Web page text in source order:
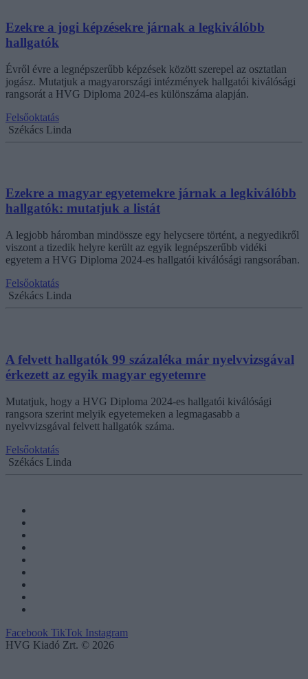
Ezekre a jogi képzésekre járnak a legkiválóbb
hallgatók
Évről évre a legnépszerűbb képzések között szerepel az osztatlan
jogász. Mutatjuk a magyarországi intézmények hallgatói kiválósági
rangsorát a HVG Diploma 2024-es különszáma alapján.
Felsőoktatás
Székács Linda
Ezekre a magyar egyetemekre járnak a legkiválóbb
hallgatók: mutatjuk a listát
A legjobb háromban mindössze egy helycsere történt, a negyedikről
viszont a tizedik helyre került az egyik legnépszerűbb vidéki
egyetem a HVG Diploma 2024-es hallgatói kiválósági rangsorában.
Felsőoktatás
Székács Linda
A felvett hallgatók 99 százaléka már nyelvvizsgával
érkezett az egyik magyar egyetemre
Mutatjuk, hogy a HVG Diploma 2024-es hallgatói kiválósági
rangsora szerint melyik egyetemeken a legmagasabb a
nyelvvizsgával felvett hallgatók száma.
Felsőoktatás
Székács Linda
Facebook TikTok Instagram
HVG Kiadó Zrt. © 2026